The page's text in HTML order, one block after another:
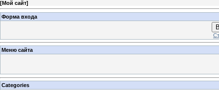
[Мой сайт]
Форма входа
Меню сайта
Categories